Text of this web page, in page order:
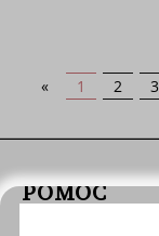
« 1 2 3
POMOC